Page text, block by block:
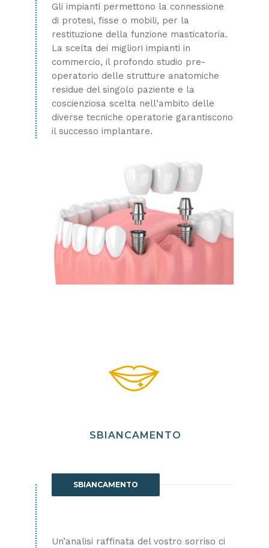
Gli impianti permettono la connessione
di protesi, fisse o mobili, per la
restituzione della funzione masticatoria.
La scelta dei migliori impianti in
commercio, il profondo studio pre-
operatorio delle strutture anatomiche
residue del singolo paziente e la
coscienziosa scelta nell’ambito delle
diverse tecniche operatorie garantiscono
il successo implantare.
SBIANCAMENTO
SBIANCAMENTO
Un’analisi raffinata del vostro sorriso ci